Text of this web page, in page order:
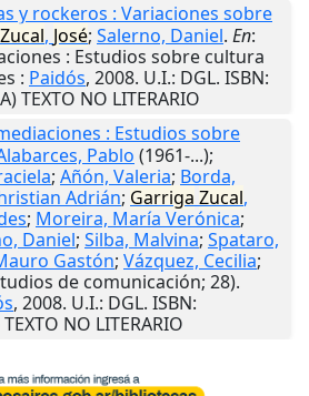
y rockeros : Variaciones sobre
Zucal, José; Salerno, Daniel. En:
: Estudios sobre cultura
: Paidós, 2008. U.I.: DGL. ISBN:
TEXTO NO LITERARIO
: Estudios sobre
Pablo (1961-...);
; Añón, Valeria; Borda,
Adrián; Garriga Zucal,
; Moreira, María Verónica;
Daniel; Silba, Malvina; Spataro,
Gastón; Vázquez, Cecilia;
de comunicación; 28).
, 2008. U.I.: DGL. ISBN:
NO LITERARIO